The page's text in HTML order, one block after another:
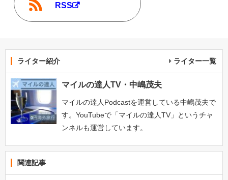
RSS
ライター紹介 ライター一覧
マイルの達人TV・中嶋茂夫
マイルの達人Podcastを運営している中嶋茂夫で
す。YouTubeで「マイルの達人TV」というチャ
ンネルも運営しています。
関連記事